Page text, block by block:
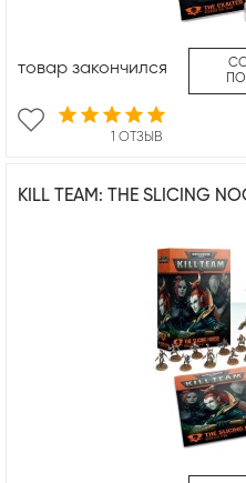
1 ОТЗЫВ
товар закончился
KILL TEAM: THE SLICING